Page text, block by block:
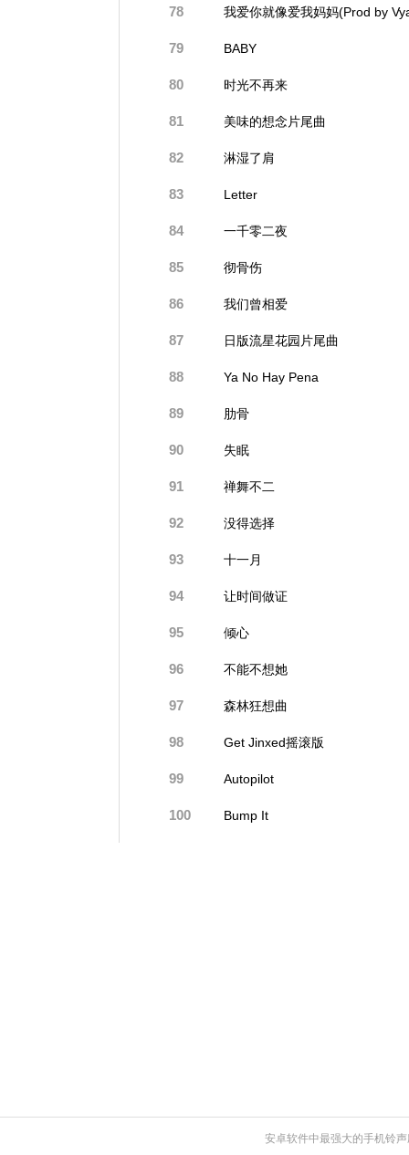
78 我爱你就像爱我妈妈(Prod by
79 BABY
80 时光不再来
81 美味的想念片尾曲
82 淋湿了肩
83 Letter
84 一千零二夜
85 彻骨伤
86 我们曾相爱
87 日版流星花园片尾曲
88 Ya No Hay Pena
89 肋骨
90 失眠
91 禅舞不二
92 没得选择
93 十一月
94 让时间做证
95 倾心
96 不能不想她
97 森林狂想曲
98 Get Jinxed摇滚版
99 Autopilot
100 Bump It
安卓软件中最强大的手机铃